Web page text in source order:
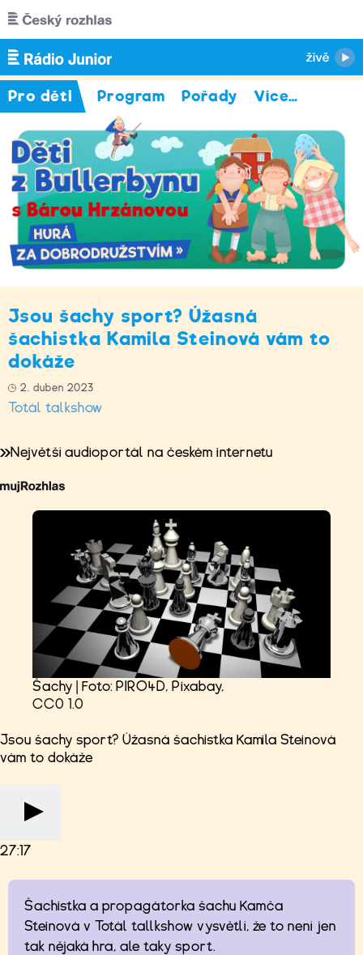
Přejít k hlavnímu obsahu
Pro děti Program Pořady Více…
Jsou šachy sport? Úžasná
šachistka Kamila Steinová vám to
dokáže
2. duben 2023
Totál talkshow
Největší audioportál na českém internetu
Šachy | Foto: PIRO4D, Pixabay,
CC0 1.0
Jsou šachy sport? Úžasná šachistka Kamila Steinová
vám to dokáže
27:17
Šachistka a propagátorka šachu Kamča
Steinová v Totál tallkshow vysvětlí, že to není jen
tak nějaká hra, ale taky sport.